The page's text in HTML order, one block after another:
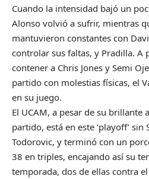
Cuando la intensidad bajó un
Alonso volvió a sufrir, mientras
mantuvieron constantes con
controlar sus faltas, y Pradilla. A
contener a Chris Jones y Semi
partido con molestias físicas, el
en su juego.
El UCAM, a pesar de su brillante
partido, está en este ‘playoff’
Todorovic, y terminó con un
38 en triples, encajando así su
temporada, dos de ellas contra